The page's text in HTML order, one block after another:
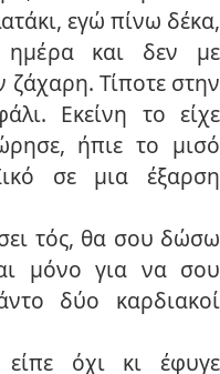
εγώ πίνω δέκα,
ημέρα και δεν με
ζάχαρη. Τίποτε στην
Εκείνη το είχε
ήπιε το μισό
σε μια έξαρση
τός, θα σου δώσω
μόνο για να σου
δύο καρδιακοί
όχι κι έφυγε